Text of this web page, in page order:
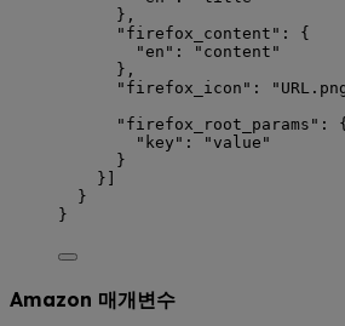
},
"firefox_content" :
"en" : " content "
},
"firefox_icon" : "
"firefox_root_params"
"key" : " value "
}
}]
}
}
Amazon 매개변수